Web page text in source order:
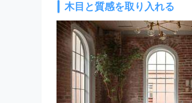
木目と質感を取り入れる